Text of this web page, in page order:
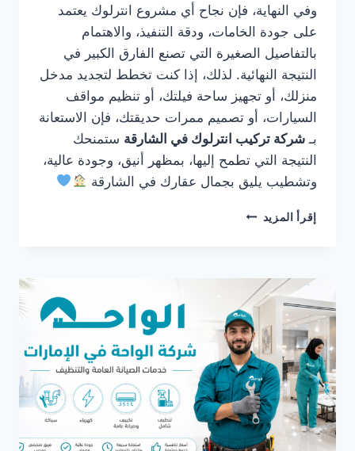
وفي النهاية، فإن نجاح أي مشروع انترلوك يعتمد
على جودة الخامات، ودقة التنفيذ، والاهتمام
بالتفاصيل الصغيرة التي تصنع الفارق الكبير في
النتيجة النهائية. لذلك، إذا كنت تخطط لتجديد مدخل
منزلك، أو تجهيز ساحة فيلتك، أو تنظيم مواقف
السيارات، أو تصميم ممرات حديقتك، فإن الاستعانة
بـ شركة تركيب انترلوك في الشارقة ستمنحك
النتيجة التي تطمح إليها، بمظهر أنيق، وجودة عالية،
وتشطيب يليق بجمال عقارك في الشارقة
إقرأ المزيد شركة
الشارقة
0561986146